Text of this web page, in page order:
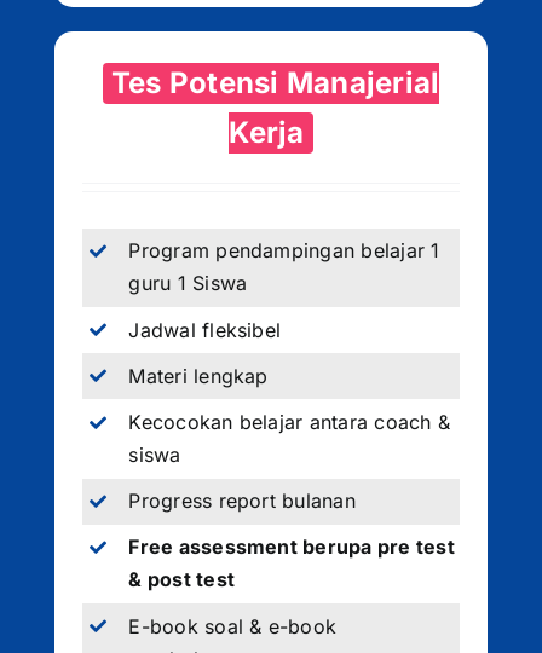
Tes Potensi Manajerial
Kerja
Program pendampingan belajar 1
guru 1 Siswa
Jadwal fleksibel
Materi lengkap
Kecocokan belajar antara coach &
siswa
Progress report bulanan
Free assessment berupa pre test
& post test
E-book soal & e-book